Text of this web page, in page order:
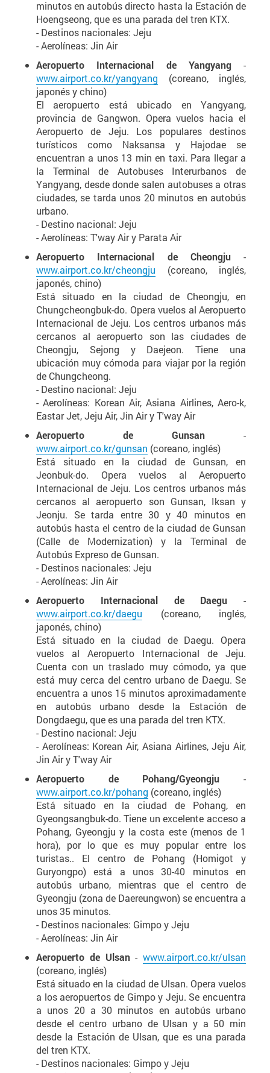
minutos en autobús directo hasta la Estación de
Hoengseong, que es una parada del tren KTX.
- Destinos nacionales: Jeju
- Aerolíneas: Jin Air
Aeropuerto Internacional de Yangyang-
www.airport.co.kr/yangyang (coreano, inglés,
japonés y chino)
El aeropuerto está ubicado en Yangyang,
provincia de Gangwon. Opera vuelos hacia el
Aeropuerto de Jeju. Los populares destinos
turísticos como Naksansa y Hajodae se
encuentran a unos 13 min en taxi. Para llegar a
la Terminal de Autobuses Interurbanos de
Yangyang, desde donde salen autobuses a otras
ciudades, se tarda unos 20 minutos en autobús
urbano.
- Destino nacional: Jeju
- Aerolíneas: T'way Air y Parata Air
Aeropuerto Internacional de Cheongju-
www.airport.co.kr/cheongju (coreano, inglés,
japonés, chino)
Está situado en la ciudad de Cheongju, en
Chungcheongbuk-do. Opera vuelos al Aeropuerto
Internacional de Jeju. Los centros urbanos más
cercanos al aeropuerto son las ciudades de
Cheongju, Sejong y Daejeon. Tiene una
ubicación muy cómoda para viajar por la región
de Chungcheong.
- Destino nacional: Jeju
- Aerolíneas: Korean Air, Asiana Airlines, Aero-k,
Eastar Jet, Jeju Air, Jin Air y T'way Air
Aeropuerto de Gunsan -
www.airport.co.kr/gunsan (coreano, inglés)
Está situado en la ciudad de Gunsan, en
Jeonbuk-do. Opera vuelos al Aeropuerto
Internacional de Jeju. Los centros urbanos más
cercanos al aeropuerto son Gunsan, Iksan y
Jeonju. Se tarda entre 30 y 40 minutos en
autobús hasta el centro de la ciudad de Gunsan
(Calle de Modernization) y la Terminal de
Autobús Expreso de Gunsan.
- Destinos nacionales: Jeju
- Aerolíneas: Jin Air
Aeropuerto Internacional de Daegu -
www.airport.co.kr/daegu (coreano, inglés,
japonés, chino)
Está situado en la ciudad de Daegu. Opera
vuelos al Aeropuerto Internacional de Jeju.
Cuenta con un traslado muy cómodo, ya que
está muy cerca del centro urbano de Daegu. Se
encuentra a unos 15 minutos aproximadamente
en autobús urbano desde la Estación de
Dongdaegu, que es una parada del tren KTX.
- Destino nacional: Jeju
- Aerolíneas: Korean Air, Asiana Airlines, Jeju Air,
Jin Air y T'way Air
Aeropuerto de Pohang/Gyeongju -
www.airport.co.kr/pohang (coreano, inglés)
Está situado en la ciudad de Pohang, en
Gyeongsangbuk-do. Tiene un excelente acceso a
Pohang, Gyeongju y la costa este (menos de 1
hora), por lo que es muy popular entre los
turistas.. El centro de Pohang (Homigot y
Guryongpo) está a unos 30-40 minutos en
autobús urbano, mientras que el centro de
Gyeongju (zona de Daereungwon) se encuentra a
unos 35 minutos.
- Destinos nacionales: Gimpo y Jeju
- Aerolíneas: Jin Air
Aeropuerto de Ulsan- www.airport.co.kr/ulsan
(coreano, inglés)
Está situado en la ciudad de Ulsan. Opera vuelos
a los aeropuertos de Gimpo y Jeju. Se encuentra
a unos 20 a 30 minutos en autobús urbano
desde el centro urbano de Ulsan y a 50 min
desde la Estación de Ulsan, que es una parada
del tren KTX.
- Destinos nacionales: Gimpo y Jeju